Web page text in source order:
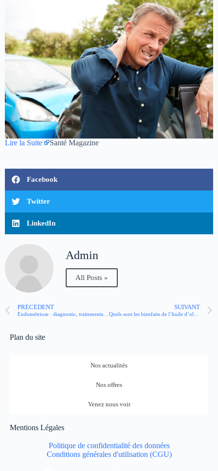
Lire la Suite Santé Magazine
Facebook
Twitter
LinkedIn
Admin
All Posts »
PRÉCÉDENT SUIVANT
Plan du site
Nos actualités
Nos offres
Venez nous voir
Mentions Légales
Politique de confidentialité des données
Conditions générales d'utilisation (CGU)